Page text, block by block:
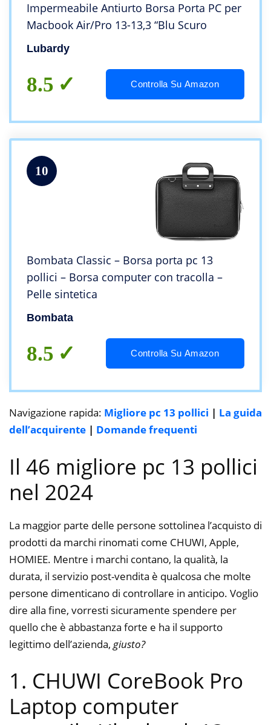
Impermeabile Antiurto Borsa Porta PC per
Macbook Air/Pro 13-13,3 “Blu Scuro
Lubardy
8.5 Controlla Su Amazon
10
Bombata Classic – Borsa porta pc 13
pollici – Borsa computer con tracolla –
Pelle sintetica
Bombata
8.5 Controlla Su Amazon
Navigazione rapida: Migliore pc 13 pollici | La guida
dell’acquirente | Domande frequenti
Il 46 migliore pc 13 pollici
nel 2024
La maggior parte delle persone sottolinea l’acquisto di
prodotti da marchi rinomati come CHUWI, Apple,
HOMIEE. Mentre i marchi contano, la qualità, la
durata, il servizio post-vendita è qualcosa che molte
persone dimenticano di controllare in anticipo. Voglio
dire alla fine, vorresti sicuramente spendere per
quello che è abbastanza forte e ha il supporto
legittimo dell’azienda, giusto?
1. CHUWI CoreBook Pro
Laptop computer